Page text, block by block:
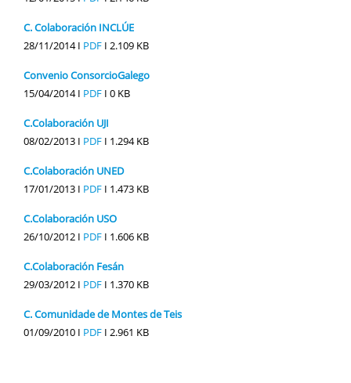
C. Colaboración INCLÚE
28/11/2014 I PDF I 2.109 KB
Convenio ConsorcioGalego
15/04/2014 I PDF I 0 KB
C.Colaboración UJI
08/02/2013 I PDF I 1.294 KB
C.Colaboración UNED
17/01/2013 I PDF I 1.473 KB
C.Colaboración USO
26/10/2012 I PDF I 1.606 KB
C.Colaboración Fesán
29/03/2012 I PDF I 1.370 KB
C. Comunidade de Montes de Teis
01/09/2010 I PDF I 2.961 KB